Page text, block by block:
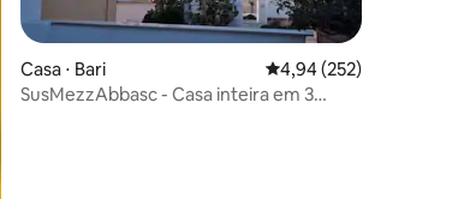
Casa ⋅ Bari 4,94 de uma avaliação
4,94 (252)
SusMezzAbbasc - Casa inteira em 3